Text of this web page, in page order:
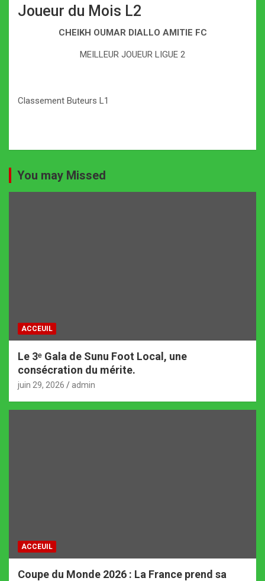
Joueur du Mois L2
CHEIKH OUMAR DIALLO AMITIE FC
MEILLEUR JOUEUR LIGUE 2
Classement Buteurs L1
You may Missed
ACCEUIL
Le 3ᵉ Gala de Sunu Foot Local, une
consécration du mérite.
juin 29, 2026 admin
ACCEUIL
Coupe du Monde 2026 : La France prend sa